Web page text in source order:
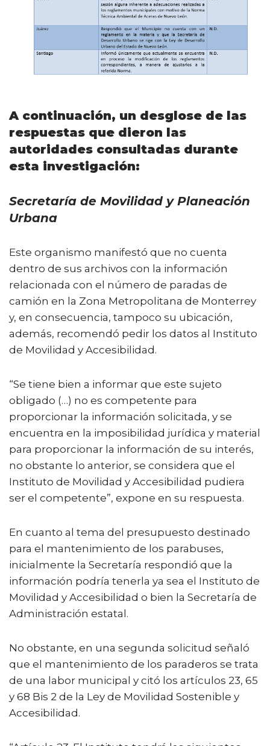
A continuación, un desglose de las
respuestas que dieron las
autoridades consultadas durante
esta investigación:
Secretaría de Movilidad y Planeación
Urbana
Este organismo manifestó que no cuenta
dentro de sus archivos con la información
relacionada con el número de paradas de
camión en la Zona Metropolitana de Monterrey
y, en consecuencia, tampoco su ubicación,
además, recomendó pedir los datos al Instituto
de Movilidad y Accesibilidad.
“Se tiene bien a informar que este sujeto
obligado (…) no es competente para
proporcionar la información solicitada, y se
encuentra en la imposibilidad jurídica y material
para proporcionar la información de su interés,
no obstante lo anterior, se considera que el
Instituto de Movilidad y Accesibilidad pudiera
ser el competente”, expone en su respuesta.
En cuanto al tema del presupuesto destinado
para el mantenimiento de los parabuses,
inicialmente la Secretaría respondió que la
información podría tenerla ya sea el Instituto de
Movilidad y Accesibilidad o bien la Secretaría de
Administración estatal.
No obstante, en una segunda solicitud señaló
que el mantenimiento de los paraderos se trata
de una labor municipal y citó los artículos 23, 65
y 68 Bis 2 de la Ley de Movilidad Sostenible y
Accesibilidad.